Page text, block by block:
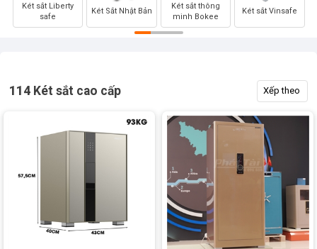
Két sắt Liberty
safe
Két Sắt Nhật Bản
Két sắt thông
minh Bokee
Két sắt Vinsafe
114 Két sắt cao cấp Xếp theo